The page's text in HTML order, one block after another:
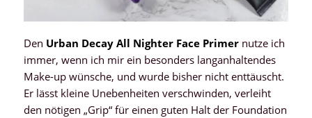
Den Urban Decay All Nighter Face Primernutze ich
immer, wenn ich mir ein besonders langanhaltendes
Make-up wünsche, und wurde bisher nicht enttäuscht.
Er lässt kleine Unebenheiten verschwinden, verleiht
den nötigen „Grip“ für einen guten Halt der Foundation